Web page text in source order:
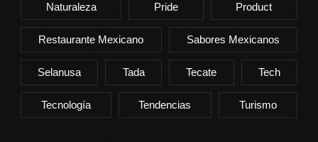
Naturaleza Pride Product
Restaurante Mexicano Sabores Mexicanos
Selanusa Tada Tecate Tech
Tecnología Tendencias Turismo